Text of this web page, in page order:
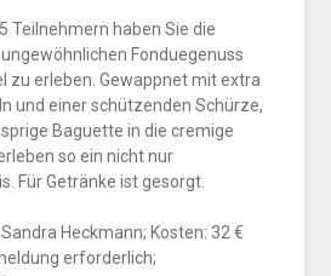
Teilnehmern haben Sie die
Fonduegenuss
zu erleben. Gewappnet mit extra
und einer schützenden Schürze,
Baguette in die cremige
so ein nicht nur
Für Getränke ist gesorgt.
Sandra Heckmann; Kosten: 32 €
erforderlich;